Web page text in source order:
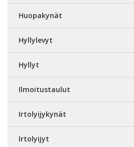
Huopakynät
Hyllylevyt
Hyllyt
Ilmoitustaulut
Irtolyijykynät
Irtolyijyt